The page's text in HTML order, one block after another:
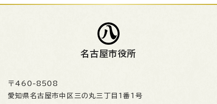
名古屋市役所
〒460-8508
愛知県名古屋市中区三の丸三丁目1番1号